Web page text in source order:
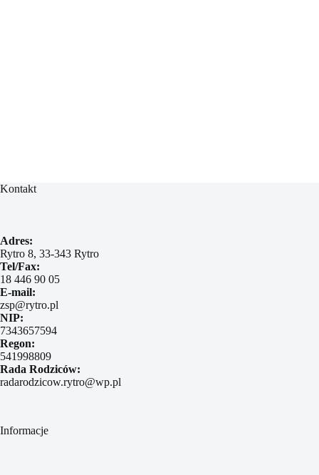
Kontakt
Adres:
Rytro 8, 33-343 Rytro
Tel/Fax:
18 446 90 05
E-mail:
zsp@rytro.pl
NIP:
7343657594
Regon:
541998809
Rada Rodziców:
radarodzicow.rytro@wp.pl
Informacje